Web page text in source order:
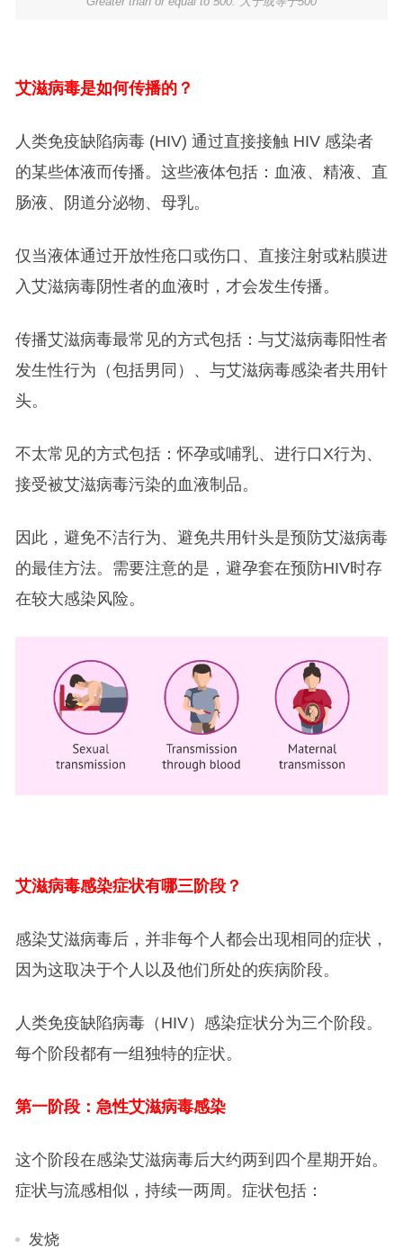
艾滋病毒是如何传播的？
人类免疫缺陷病毒 (HIV) 通过直接接触 HIV 感染者
的某些体液而传播。这些液体包括：血液、精液、直
肠液、阴道分泌物、母乳。
仅当液体通过开放性疮口或伤口、直接注射或粘膜进
入艾滋病毒阴性者的血液时，才会发生传播。
传播艾滋病毒最常见的方式包括：与艾滋病毒阳性者
发生性行为（包括男同）、与艾滋病毒感染者共用针
头。
不太常见的方式包括：怀孕或哺乳、进行口X行为、
接受被艾滋病毒污染的血液制品。
因此，避免不洁行为、避免共用针头是预防艾滋病毒
的最佳方法。需要注意的是，避孕套在预防HIV时存
在较大感染风险。
艾滋病毒感染症状有哪三阶段？
感染艾滋病毒后，并非每个人都会出现相同的症状，
因为这取决于个人以及他们所处的疾病阶段。
人类免疫缺陷病毒（HIV）感染症状分为三个阶段。
每个阶段都有一组独特的症状。
第一阶段：急性艾滋病毒感染
这个阶段在感染艾滋病毒后大约两到四个星期开始。
症状与流感相似，持续一两周。症状包括：
发烧